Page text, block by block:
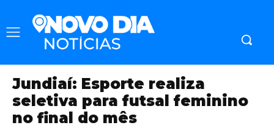
Jundiaí: Esporte realiza
seletiva para futsal feminino
no final do mês